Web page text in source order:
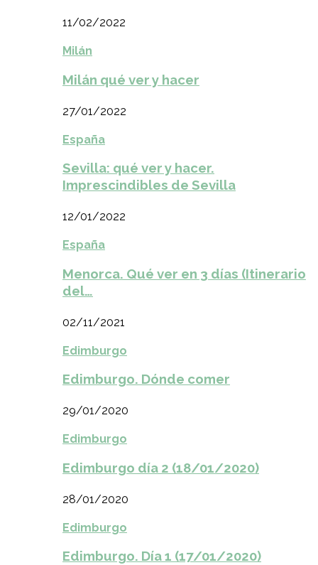
11/02/2022
Milán
Milán qué ver y hacer
27/01/2022
España
Sevilla: qué ver y hacer.
Imprescindibles de Sevilla
12/01/2022
España
Menorca. Qué ver en 3 días (Itinerario
del…
02/11/2021
Edimburgo
Edimburgo. Dónde comer
29/01/2020
Edimburgo
Edimburgo día 2 (18/01/2020)
28/01/2020
Edimburgo
Edimburgo. Día 1 (17/01/2020)